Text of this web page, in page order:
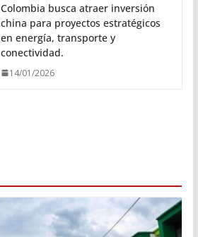
Colombia busca atraer inversión
china para proyectos estratégicos
en energía, transporte y
conectividad.
14/01/2026